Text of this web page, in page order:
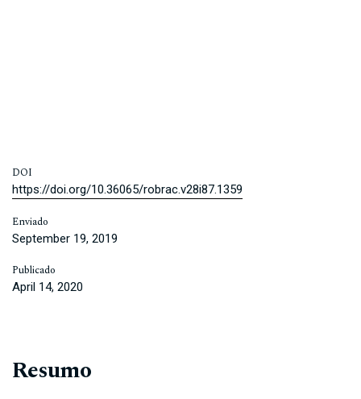
DOI
https://doi.org/10.36065/robrac.v28i87.1359
Enviado
September 19, 2019
Publicado
April 14, 2020
Resumo